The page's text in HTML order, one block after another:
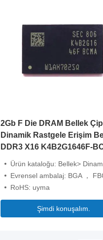
2Gb F Die DRAM Bellek
Dinamik Rastgele Erişim
DDR3 X16 K4B2G1646F-
Ürün kataloğu: Bellek> Dinamik Rastgele Erişim
Evrensel ambalaj: BGA ，
RoHS: uyma
Şimdi konuşalım.